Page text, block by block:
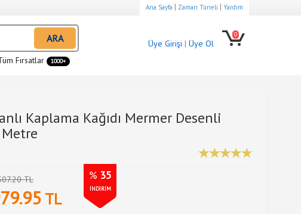
Ana Sayfa | Zaman Tüneli | Yardım
ARA
Fırsatlar 1000+
Üye Girişi | Üye Ol
0
Kaplama Kağıdı Mermer Desenli
TL % 35
İNDİRİM
TL